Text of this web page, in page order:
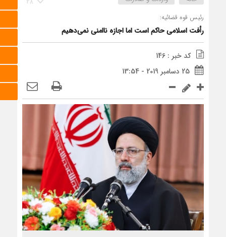
رئیس قوه قضائیه:
رأفت اسلامی حاکم است اما اجازه ناامنی نمی‌دهیم
کد خبر : 146
25 دسامبر 2019 - 13:54